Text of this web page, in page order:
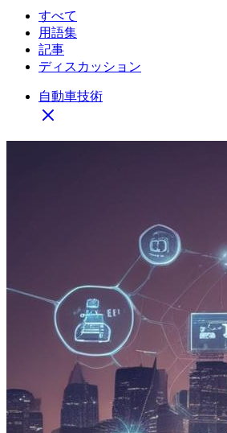
すべて
用語集
記事
ディスカッション
自動車技術